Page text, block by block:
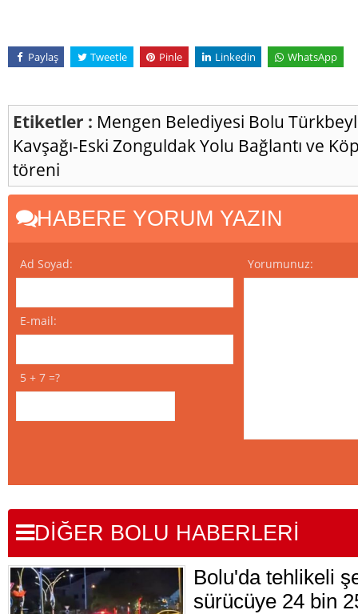
Paylaş Tweetle Pinle Linkedin WhatsApp
Etiketler : Mengen Belediyesi Bolu
Kavşağı-Eski Zonguldak Yolu Bağlantı ve
töreni
HABERE YORUM YAZIN
Ad Soyad:
E-mail:
5 + 7 =?
Yorumunuz:
DİĞER BOLU HABERLERİ
Bolu'da tehlikeli
sürücüye 24 bin